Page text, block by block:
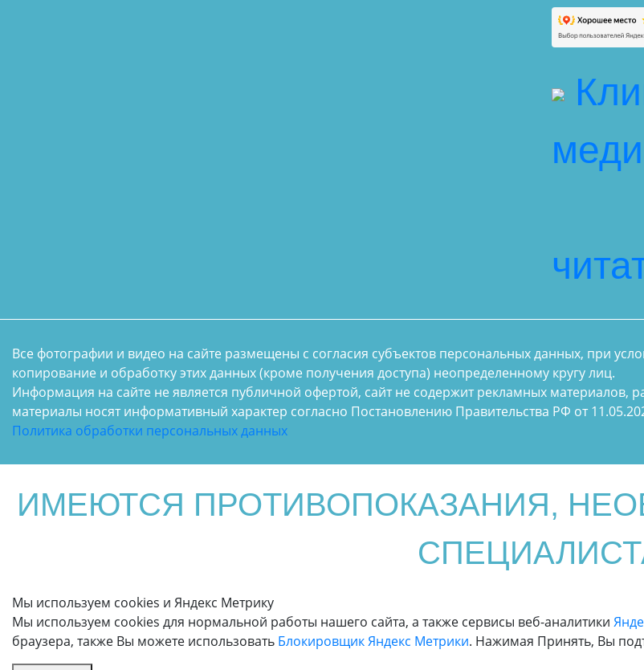
Все фотографии и видео на сайте размещены с согласия субъектов персональных данных, при
копирование и обработку этих данных (кроме получения доступа) неопределенному кругу лиц.
Информация на сайте не является публичной офертой, сайт не содержит рекламных материалов,
материалы носят информативный характер согласно Постановлению Правительства РФ от
Политика обработки персональных данных
ИМЕЮТСЯ ПРОТИВОПОКАЗАНИЯ,
Мы используем cookies и Яндекс Метрику
Мы используем cookies для нормальной работы нашего сайта, а также сервисы веб-аналитики
браузера, также Вы можете использовать Блокировщик Яндекс Метрики. Нажимая Принять, Вы